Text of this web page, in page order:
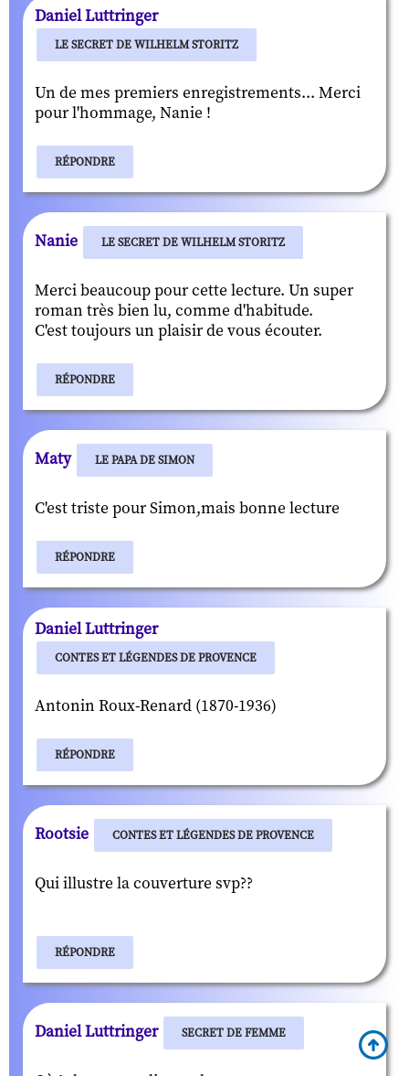
Daniel Luttringer
LE SECRET DE WILHELM STORITZ
Un de mes premiers enregistrements... Merci
pour l'hommage, Nanie !
RÉPONDRE
Nanie LE SECRET DE WILHELM STORITZ
Merci beaucoup pour cette lecture. Un super
roman très bien lu, comme d'habitude.
C'est toujours un plaisir de vous écouter.
RÉPONDRE
Maty LE PAPA DE SIMON
C'est triste pour Simon,mais bonne lecture
RÉPONDRE
Daniel Luttringer
CONTES ET LÉGENDES DE PROVENCE
Antonin Roux-Renard (1870-1936)
RÉPONDRE
Rootsie CONTES ET LÉGENDES DE PROVENCE
Qui illustre la couverture svp??
RÉPONDRE
Daniel Luttringer SECRET DE FEMME